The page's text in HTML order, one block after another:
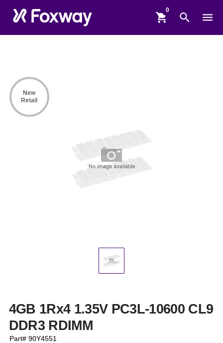
shopping_cart search menu
4GB 1Rx4 1.35V PC3L-10600 CL9
DDR3 RDIMM
Part# 90Y4551
New
Retail